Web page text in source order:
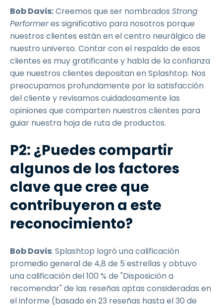
Bob Davis:Creemos que ser nombrados Strong
Performeres significativo para nosotros porque
nuestros clientes están en el centro neurálgico de
nuestro universo. Contar con el respaldo de esos
clientes es muy gratificante y habla de la confianza
que nuestros clientes depositan en Splashtop. Nos
preocupamos profundamente por la satisfacción
del cliente y revisamos cuidadosamente las
opiniones que comparten nuestros clientes para
guiar nuestra hoja de ruta de productos.
P2: ¿Puedes compartir
algunos de los factores
clave que cree que
contribuyeron a este
reconocimiento?
Bob Davis: Splashtop logró una calificación
promedio general de 4,8 de 5 estrellas y obtuvo
una calificación del 100 % de "Disposición a
recomendar" de las reseñas aptas consideradas en
el informe (basado en 23 reseñas hasta el 30 de